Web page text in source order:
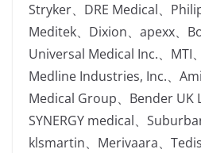
Stryker、DRE Medical、
Meditek、Dixion、apexx、
Universal Medical Inc.、MTI
Medline Industries, Inc.、
Medical Group、Bender UK
SYNERGY medical、
klsmartin、Merivaara、